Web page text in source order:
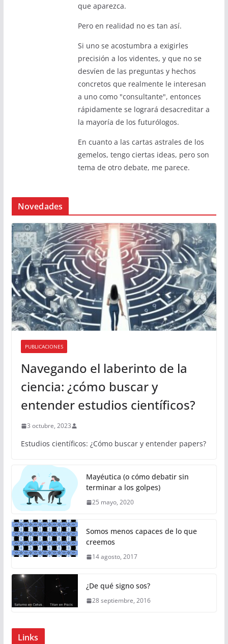
que aparezca.
Pero en realidad no es tan así.
Si uno se acostumbra a exigirles
precisión a los videntes, y que no se
desvíen de las preguntas y hechos
concretos que realmente le interesan
a uno como "consultante", entonces
rápidamente se logrará desacreditar a
la mayoría de los futurólogos.
En cuanto a las cartas astrales de los
gemelos, tengo ciertas ideas, pero son
tema de otro debate, me parece.
Novedades
PUBLICACIONES
Navegando el laberinto de la
ciencia: ¿cómo buscar y
entender estudios científicos?
3 octubre, 2023
Estudios científicos: ¿Cómo buscar y entender papers?
Mayéutica (o cómo debatir sin
terminar a los golpes)
25 mayo, 2020
Somos menos capaces de lo que
creemos
14 agosto, 2017
¿De qué signo sos?
28 septiembre, 2016
Links